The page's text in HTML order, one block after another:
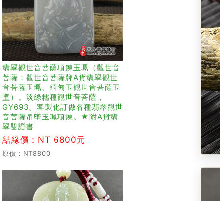
翡翠觀世音菩薩項鍊玉珮（觀世音
菩薩：觀世音菩薩牌A貨翡翠觀世
音菩薩玉珮、緬甸玉觀世音菩薩玉
墜）。淡綠糯種觀世音菩薩，
GY693。客製化訂做各種翡翠觀世
音菩薩吊墜玉珮項鍊。★附A貨翡
翠雙證書
結緣價：NT 6800元
原價：NT8800